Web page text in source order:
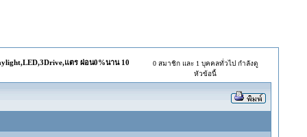
แตร ผ่อน0%นาน 10
0 สมาชิก และ 1 บุคคลทั่วไป กำลังดู
หัวข้อนี้